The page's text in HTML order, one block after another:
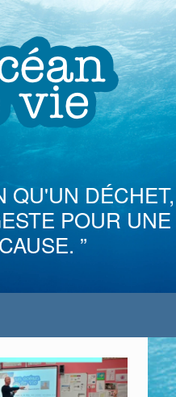
QU'UN DÉCHET,
POUR UNE
”